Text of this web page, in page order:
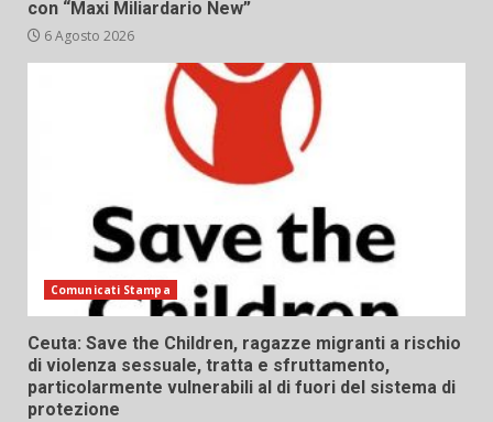
con “Maxi Miliardario New”
6 Agosto 2026
Comunicati Stampa
Ceuta: Save the Children, ragazze migranti a rischio
di violenza sessuale, tratta e sfruttamento,
particolarmente vulnerabili al di fuori del sistema di
protezione